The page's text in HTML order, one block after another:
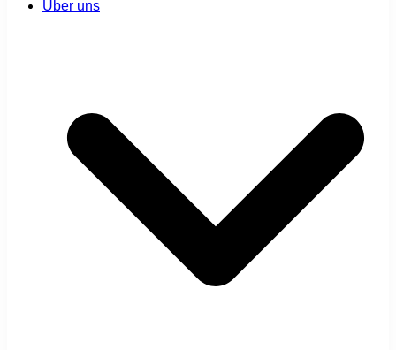
Über uns